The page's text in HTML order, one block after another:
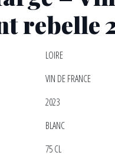
rebelle
LOIRE
VIN DE FRANCE
2023
BLANC
75 CL